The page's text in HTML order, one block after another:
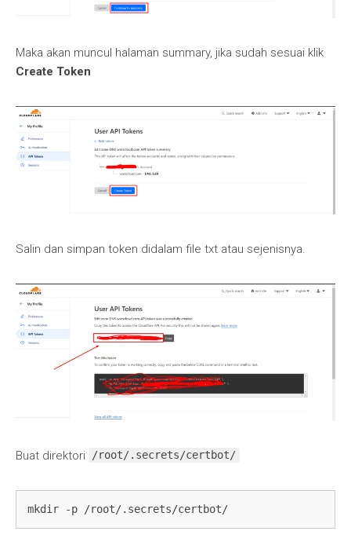
Maka akan muncul halaman summary, jika sudah sesuai klik
Create Token
Salin dan simpan token didalam file txt atau sejenisnya.
Buat direktori /root/.secrets/certbot/
mkdir -p /root/.secrets/certbot/